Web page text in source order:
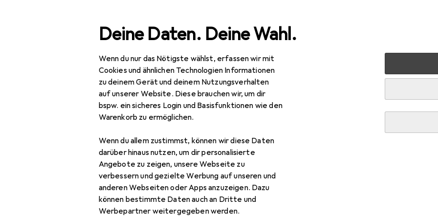
Deine Daten. Deine Wahl.
Wenn du nur das Nötigste wählst, erfassen wir mit
Cookies und ähnlichen Technologien Informationen
zu deinem Gerät und deinem Nutzungsverhalten
auf unserer Website. Diese brauchen wir, um dir
bspw. ein sicheres Login und Basisfunktionen wie den
Warenkorb zu ermöglichen.
Wenn du allem zustimmst, können wir diese Daten
darüber hinaus nutzen, um dir personalisierte
Angebote zu zeigen, unsere Webseite zu
verbessern und gezielte Werbung auf unseren und
anderen Webseiten oder Apps anzuzeigen. Dazu
können bestimmte Daten auch an Dritte und
Werbepartner weitergegeben werden.
Navigation nach Kategorien Gesamtsortiment IT + Multimedia Peripherie